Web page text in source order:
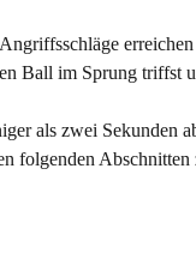
Ball im Sprung triffst
als zwei Sekunden
folgenden